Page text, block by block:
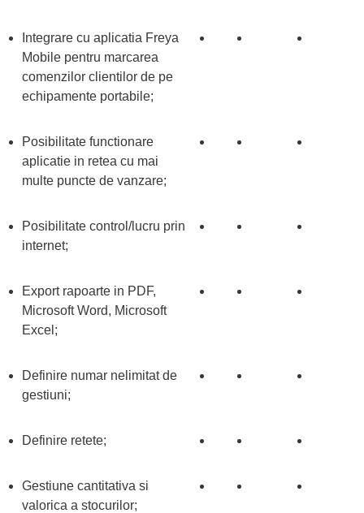
Integrare cu aplicatia Freya
Mobile pentru marcarea
comenzilor clientilor de pe
echipamente portabile;
Posibilitate functionare
aplicatie in retea cu mai
multe puncte de vanzare;
Posibilitate control/lucru prin
internet;
Export rapoarte in PDF,
Microsoft Word, Microsoft
Excel;
Definire numar nelimitat de
gestiuni;
Definire retete;
Gestiune cantitativa si
valorica a stocurilor;